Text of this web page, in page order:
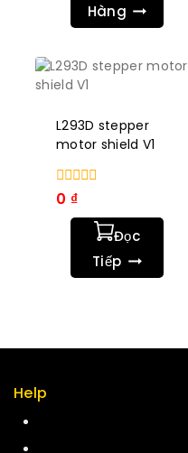
Hàng
L293D stepper
motor shield V1
0
trong
0 ₫
Đọc
Tiếp
Help